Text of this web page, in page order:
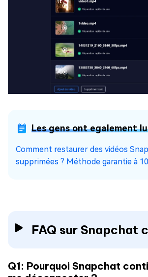
Les gens ont egalement
Comment restaurer des vidéos
supprimées ? Méthode garantie à
FAQ sur Snapchat
Q1: Pourquoi Snapchat